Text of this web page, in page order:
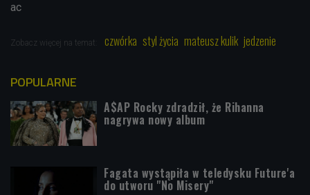
ac
Zobacz więcej na temat: czwórka styl życia mateusz kulik jedzenie
POPULARNE
A$AP Rocky zdradził, że Rihanna
nagrywa nowy album
Fagata wystąpiła w teledysku Future'a
do utworu "No Misery"